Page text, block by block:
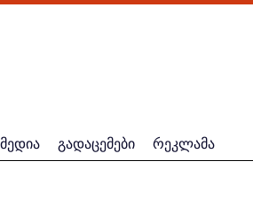
გადაცემები რეკლამა